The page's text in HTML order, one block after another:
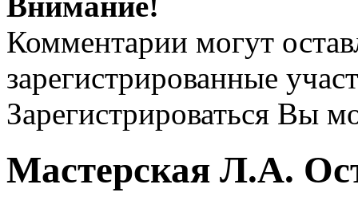
Комментарии могут
зарегистрированные
Зарегистрироваться Вы
Мастерская Л.А.